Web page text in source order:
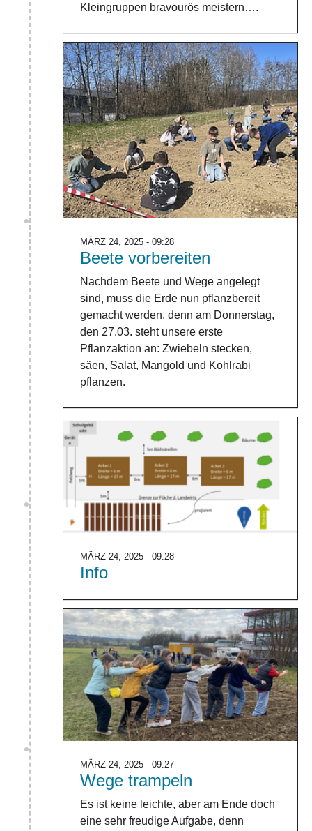
Kleingruppen bravourös meistern….
MÄRZ 24, 2025 - 09:28
Beete vorbereiten
Nachdem Beete und Wege angelegt
sind, muss die Erde nun pflanzbereit
gemacht werden, denn am Donnerstag,
den 27.03. steht unsere erste
Pflanzaktion an: Zwiebeln stecken,
säen, Salat, Mangold und Kohlrabi
pflanzen.
MÄRZ 24, 2025 - 09:28
Info
MÄRZ 24, 2025 - 09:27
Wege trampeln
Es ist keine leichte, aber am Ende doch
eine sehr freudige Aufgabe, denn